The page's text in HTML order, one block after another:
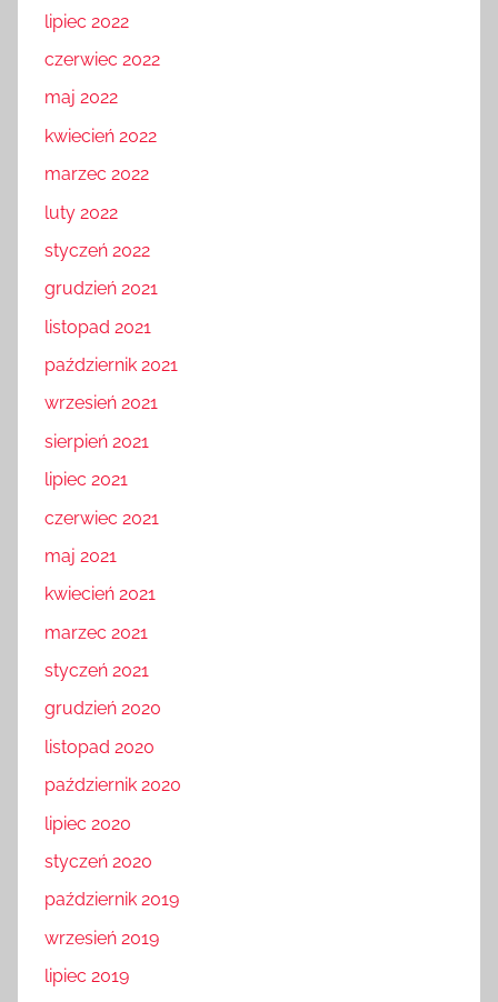
lipiec 2022
czerwiec 2022
maj 2022
kwiecień 2022
marzec 2022
luty 2022
styczeń 2022
grudzień 2021
listopad 2021
październik 2021
wrzesień 2021
sierpień 2021
lipiec 2021
czerwiec 2021
maj 2021
kwiecień 2021
marzec 2021
styczeń 2021
grudzień 2020
listopad 2020
październik 2020
lipiec 2020
styczeń 2020
październik 2019
wrzesień 2019
lipiec 2019